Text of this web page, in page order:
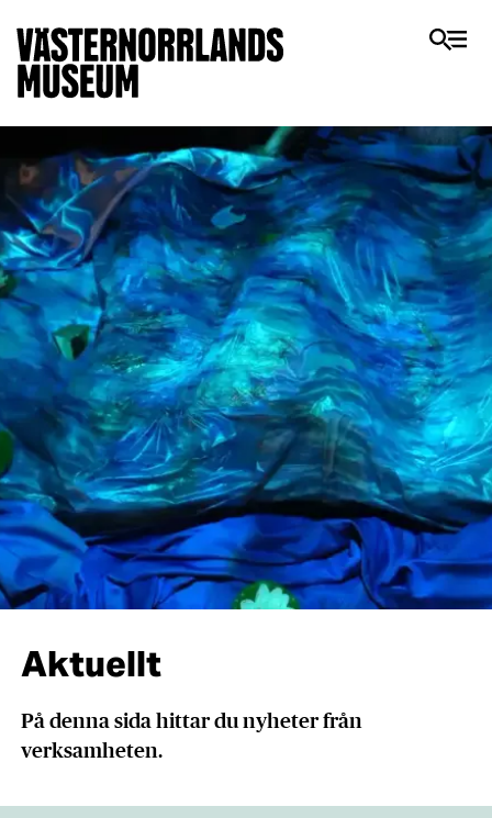
Aktuellt
På denna sida hittar du nyheter från
verksamheten.